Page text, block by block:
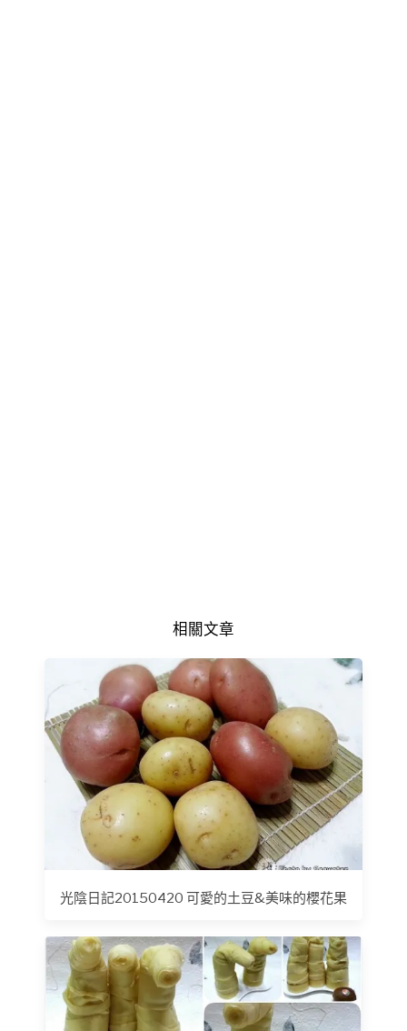
相關文章
光陰日記20150420 可愛的土豆&美味的櫻花果